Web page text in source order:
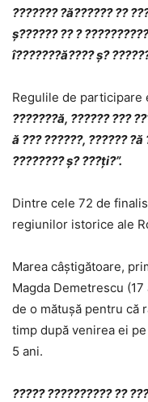
??????? ?ă?????? ??
ș?????? ?? ?
î???????ă???? ș?
Regulile de participare
???????ă, ?????? ???
ă ??? ??????, ??????
???????? ș? ???ți?”.
Dintre cele 72 de
regiunilor istorice ale
Marea câștigătoare,
Magda Demetrescu
de o mătușă pentru că
timp după venirea ei
5 ani.
????? ?????????? ??